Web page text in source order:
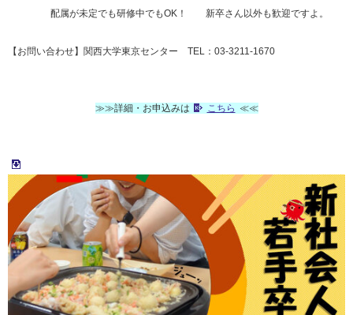
配属が未定でも研修中でもOK！ 新卒さん以外も歓迎ですよ。
【お問い合わせ】関西大学東京センター TEL：03-3211-1670
≫≫詳細・お申込みは こちら ≪≪